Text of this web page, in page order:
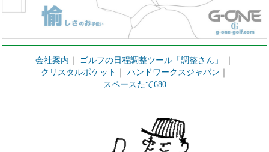
会社案内 ゴルフの日程調整ツール「調整さん」
クリスタルポケット
ハンドワークスジャパン
スペースたて680